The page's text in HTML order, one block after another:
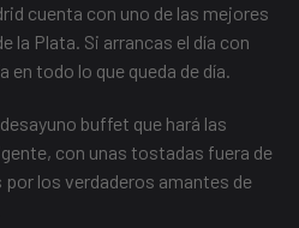
cuenta con uno de las mejores
la Plata. Si arrancas el día con
en todo lo que queda de día.
buffet que hará las
con unas tostadas fuera de
los verdaderos amantes de